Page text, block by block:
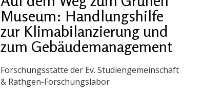
Museum: Handlungshilfe
zur Klimabilanzierung und
zum Gebäudemanagement
Forschungsstätte der Ev. Studiengemeinschaft
& Rathgen-Forschungslabor